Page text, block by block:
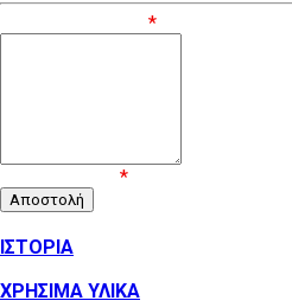
*
*
ΙΣΤΟΡΙΑ
ΧΡΗΣΙΜΑ ΥΛΙΚΑ